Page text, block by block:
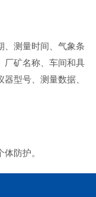
、测量时间、气象条
厂矿名称、车间和具
型号、测量数据、
防护。